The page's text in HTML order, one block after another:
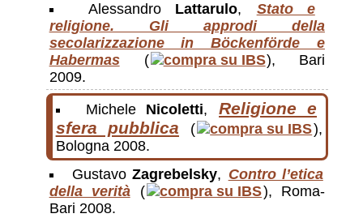
Alessandro Lattarulo,
Stato e
religione. Gli approdi della
secolarizzazione in Böckenförde e
Habermas (
), Bari
2009.
Michele Nicoletti,
Religione e
sfera pubblica
(
),
Bologna 2008.
Gustavo Zagrebelsky, Contro l’etica
della verità (
), Roma-
Bari 2008.